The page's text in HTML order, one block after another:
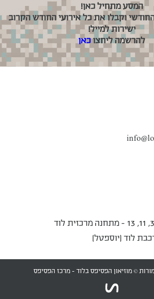
המסע מתחיל כאן!
וקבלו את כל אירועי החודש הקרוב
ישירות למייל!
להרשמה ליחצוכאן
© מוזיאון הפסיפס בלוד - מרכז הפסיפס